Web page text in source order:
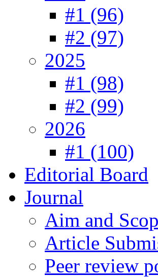
#1 (96)
#2 (97)
2025
#1 (98)
#2 (99)
2026
#1 (100)
Editorial Board
Journal
Aim and
Article
Peer review